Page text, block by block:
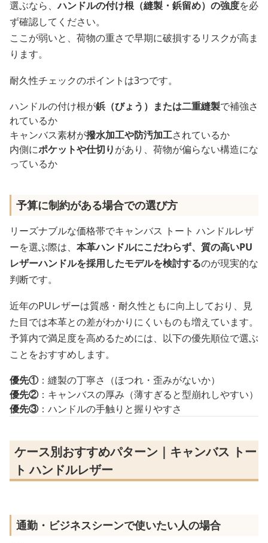
選ぶなら、ハンドルの付け根（縫製・鋲留め）の強度を必
ず確認してください。
ここが弱いと、荷物の重さで早期に破損するリスクが高ま
ります。
耐久性チェックのポイントは3つです。
ハンドルの付け根が鋲（びょう）または二重縫製で補強さ
れているか
キャンバス素材が撥水加工や防汚加工されているか
内側にポケットや仕切りがあり、荷物が偏らない構造にな
っているか
予算に制約がある場合での選び方
リーズナブルな価格帯でキャンバス トート ハンドルレザ
ーを選ぶ際は、 本革ハンドルにこだわらず、質の高いPU
レザーハンドルを採用したモデルを検討するのが現実的な
判断です。
近年のPUレザーは質感・耐久性ともに向上しており、見
た目では本革との差がわかりにくいものも増えています。
予算内で満足度を高めるためには、以下の優先順位で選ぶ
ことをおすすめします。
優先①：縫製の丁寧さ（ほつれ・歪みがないか）
優先②：キャンバスの厚み（薄すぎると型崩れしやすい）
優先③：ハンドルの手触りと握りやすさ
ケース別おすすめパターン｜キャンバス トー
ト ハンドルレザー
通勤・ビジネスシーンで使いたい人の場合